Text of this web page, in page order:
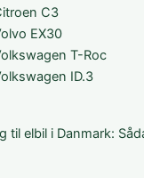
C3
EX30
T-Roc
ID.3
til elbil i Danmark: